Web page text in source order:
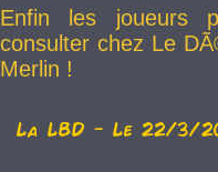
Enfin les joueurs
consulter chez Le
Merlin !
La LBD - Le 22/3/